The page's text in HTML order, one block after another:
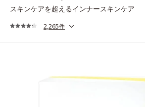
スキンケアを超えるインナースキンケア
2,265件